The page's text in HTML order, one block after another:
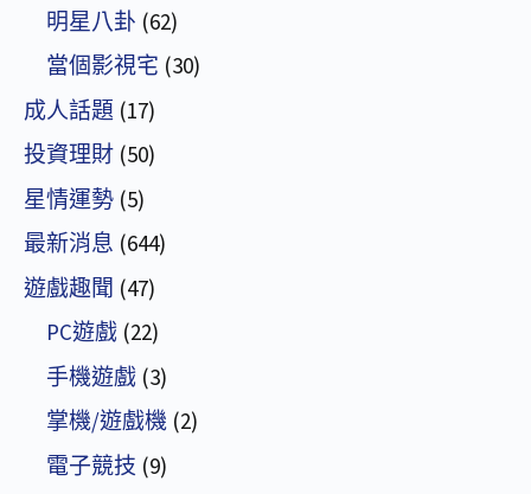
明星八卦 (62)
當個影視宅 (30)
成人話題 (17)
投資理財 (50)
星情運勢 (5)
最新消息 (644)
遊戲趣聞 (47)
PC遊戲 (22)
手機遊戲 (3)
掌機/遊戲機 (2)
電子競技 (9)